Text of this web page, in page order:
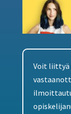
Voit liittyä